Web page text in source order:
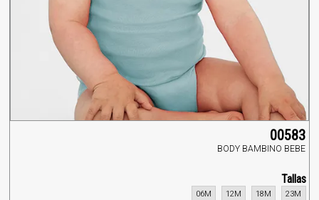
00583
BODY BAMBINO BEBE
Tallas
23M
18M
12M
06M